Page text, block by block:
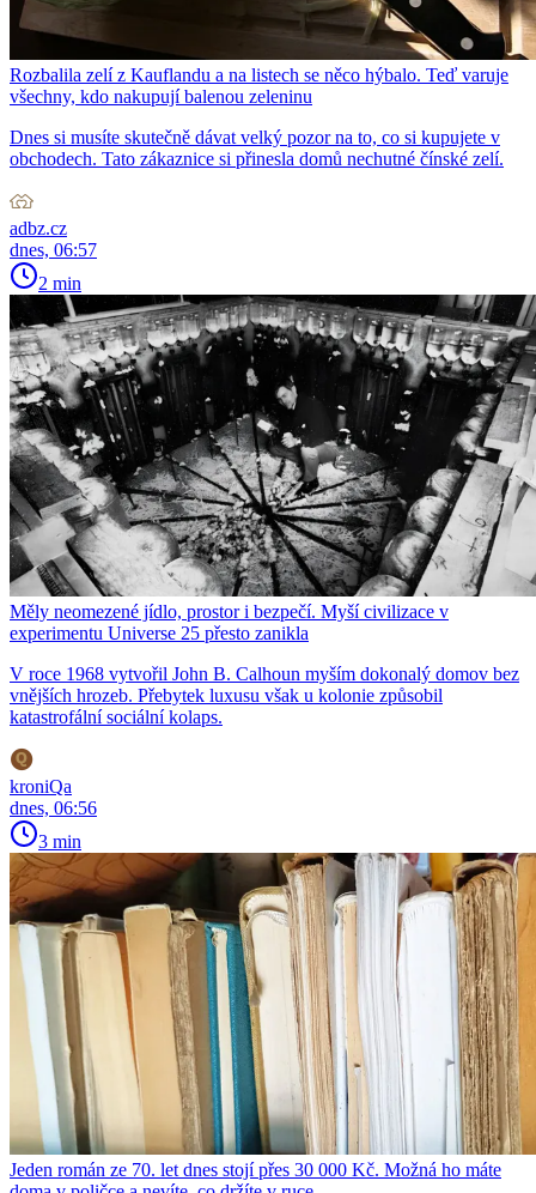
Rozbalila zelí z Kauflandu a na listech se něco hýbalo. Teď varuje
všechny, kdo nakupují balenou zeleninu
Dnes si musíte skutečně dávat velký pozor na to, co si kupujete v
obchodech. Tato zákaznice si přinesla domů nechutné čínské zelí.
adbz.cz
dnes, 06:57
2 min
Měly neomezené jídlo, prostor i bezpečí. Myší civilizace v
experimentu Universe 25 přesto zanikla
V roce 1968 vytvořil John B. Calhoun myším dokonalý domov bez
vnějších hrozeb. Přebytek luxusu však u kolonie způsobil
katastrofální sociální kolaps.
kroniQa
dnes, 06:56
3 min
Jeden román ze 70. let dnes stojí přes 30 000 Kč. Možná ho máte